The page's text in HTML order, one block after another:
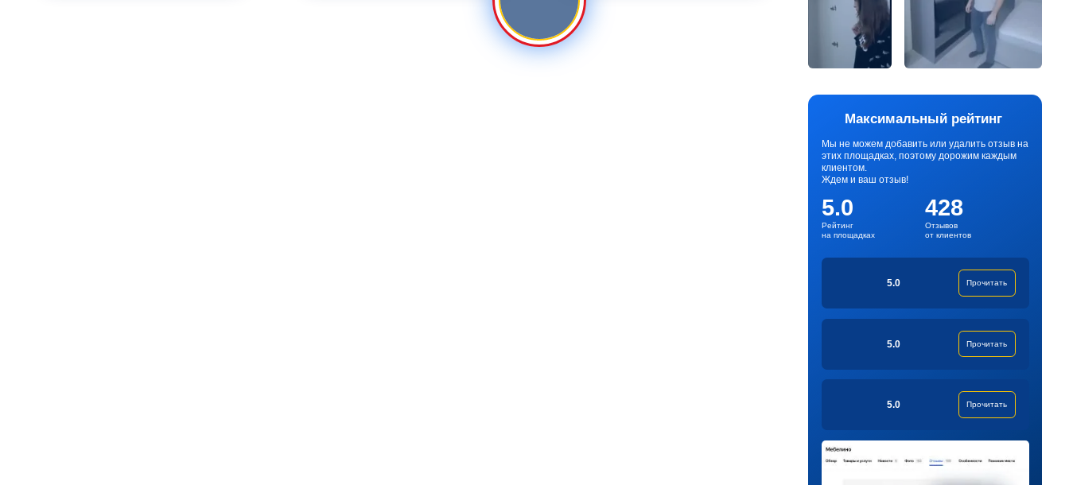
Максимальный рейтинг
Мы не можем добавить или удалить отзыв на
этих площадках, поэтому дорожим каждым
клиентом.
Ждем и ваш отзыв!
5.0
Рейтинг
на площадках
428
Отзывов
от клиентов
5.0 Прочитать
5.0 Прочитать
5.0 Прочитать